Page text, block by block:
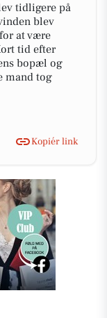
tidligere på
blev
at være
tid efter
bopæl og
mand tog
Kopiér link